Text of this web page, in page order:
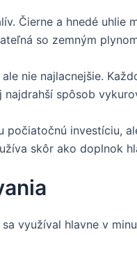
Čierne a hnedé uhlie
so zemným
nie najlacnejšie.
najdrahší spôsob
počiatočnú investíciu,
skôr ako doplnok
využíval hlavne v